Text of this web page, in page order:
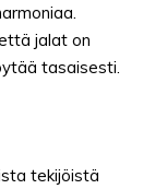
jalat on
tasaisesti.
tekijöistä